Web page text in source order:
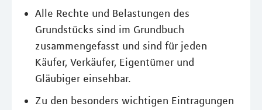
Alle Rechte und Belastungen des
Grundstücks sind im Grundbuch
zusammengefasst und sind für jeden
Käufer, Verkäufer, Eigentümer und
Gläubiger einsehbar.
Zu den besonders wichtigen Eintragungen